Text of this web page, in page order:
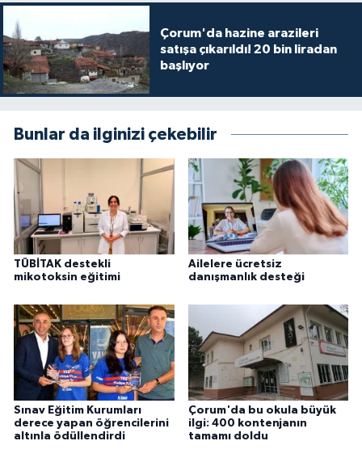
Çorum'da hazine arazileri
satışa çıkarıldı! 20 bin liradan
başlıyor
Bunlar da ilginizi çekebilir
TÜBİTAK destekli
mikotoksin eğitimi
Ailelere ücretsiz
danışmanlık desteği
Sınav Eğitim Kurumları
derece yapan öğrencilerini
altınla ödüllendirdi
Çorum'da bu okula büyük
ilgi: 400 kontenjanın
tamamı doldu